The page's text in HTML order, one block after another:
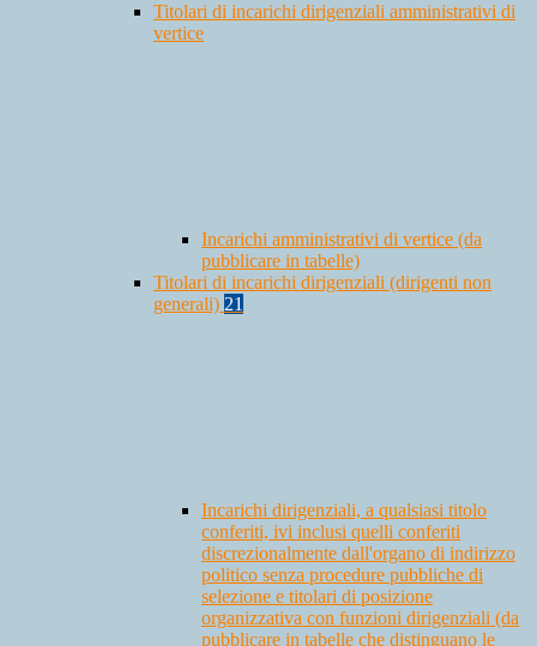
Titolari di incarichi dirigenziali amministrativi di
vertice
Incarichi amministrativi di vertice (da
pubblicare in tabelle)
Titolari di incarichi dirigenziali (dirigenti non
generali) 21
Incarichi dirigenziali, a qualsiasi titolo
conferiti, ivi inclusi quelli conferiti
discrezionalmente dall'organo di indirizzo
politico senza procedure pubbliche di
selezione e titolari di posizione
organizzativa con funzioni dirigenziali (da
pubblicare in tabelle che distinguano le